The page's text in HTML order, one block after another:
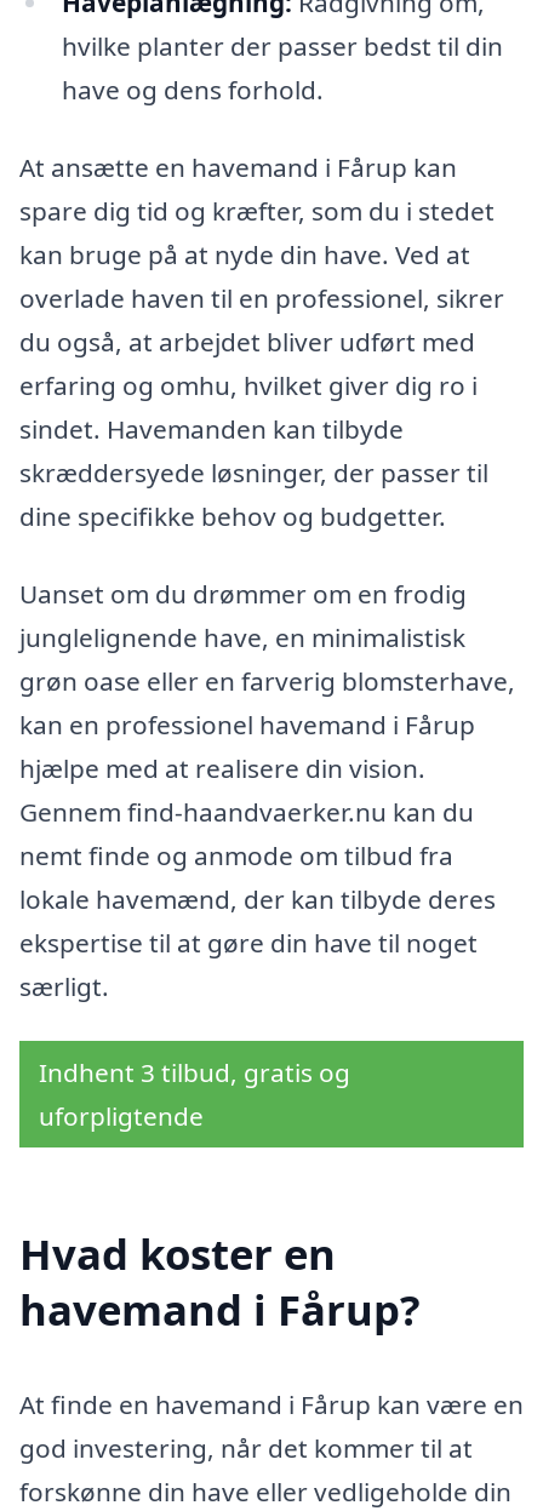
hvilke planter der passer bedst til din
have og dens forhold.
At ansætte en havemand i Fårup kan
spare dig tid og kræfter, som du i stedet
kan bruge på at nyde din have. Ved at
overlade haven til en professionel, sikrer
du også, at arbejdet bliver udført med
erfaring og omhu, hvilket giver dig ro i
sindet. Havemanden kan tilbyde
skræddersyede løsninger, der passer til
dine specifikke behov og budgetter.
Uanset om du drømmer om en frodig
junglelignende have, en minimalistisk
grøn oase eller en farverig blomsterhave,
kan en professionel havemand i Fårup
hjælpe med at realisere din vision.
Gennem find-haandvaerker.nu kan du
nemt finde og anmode om tilbud fra
lokale havemænd, der kan tilbyde deres
ekspertise til at gøre din have til noget
særligt.
Indhent 3 tilbud, gratis og
uforpligtende
Hvad koster en
havemand i Fårup?
At finde en havemand i Fårup kan være en
god investering, når det kommer til at
forskønne din have eller vedligeholde din